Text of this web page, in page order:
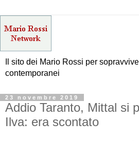
Il sito dei Mario Rossi per
contemporanei
23 novembre 2019
Addio Taranto, Mittal si
Ilva: era scontato